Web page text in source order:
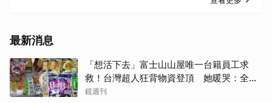
最新消息
「想活下去」富士山山屋唯一台籍員工求
救！台灣超人狂背物資登頂 她暖哭：全世
界只有台灣會這樣
鏡週刊